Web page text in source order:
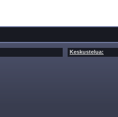
Keskustelua: